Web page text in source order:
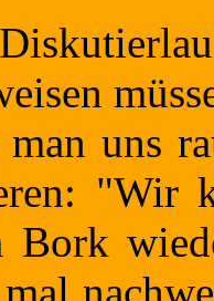
man uns
"Wir
Bork